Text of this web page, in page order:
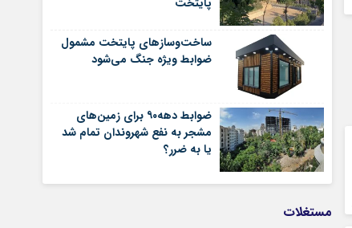
ساخت‌وسازهای پایتخت مشمول
ضوابط ویژه جنگ می‌شود
ضوابط دهه۹۰ برای زمین‌های
مشجر به نفع شهروندان تمام شد
یا به ضرر؟
مستغلات